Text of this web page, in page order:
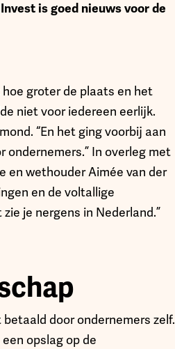
is goed nieuws voor de
groter de plaats en het
niet voor iedereen eerlijk.
“En het ging voorbij aan
ondernemers.” In overleg met
en wethouder Aimée van der
en de voltallige
je nergens in Nederland.”
door ondernemers zelf.
opslag op de